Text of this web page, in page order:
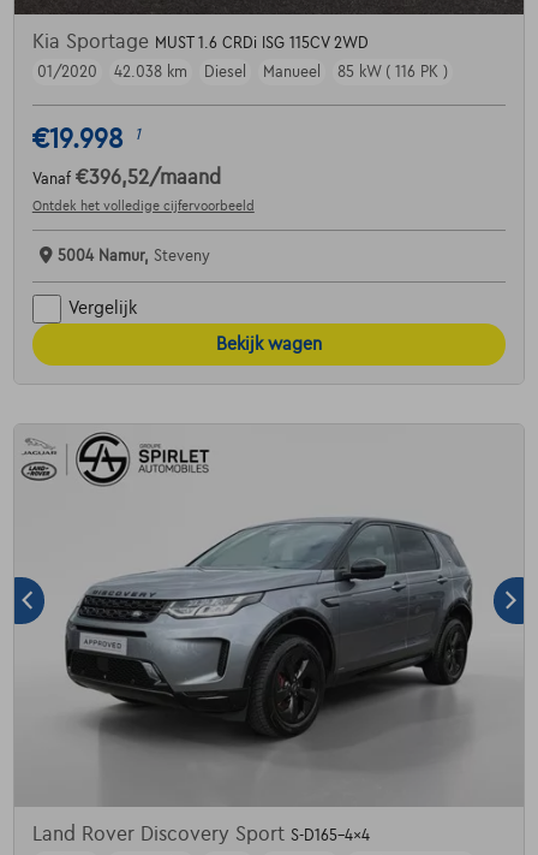
Kia Sportage MUST 1.6 CRDi ISG 115CV 2WD
01/2020
42.038 km Diesel Manueel 85 kW ( 116 PK )
€19.998 1
Vanaf €396,52/maand
Ontdek het volledige cijfervoorbeeld
5004 Namur, Steveny
Vergelijk
Bekijk wagen
Land Rover Discovery Sport S-D165-4x4